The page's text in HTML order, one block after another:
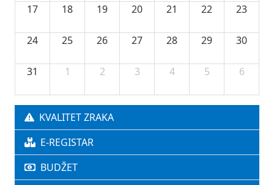
17 18 19 20 21 22 23
24 25 26 27 28 29 30
31 1 2 3 4 5 6
KVALITET ZRAKA
E-REGISTAR
BUDŽET